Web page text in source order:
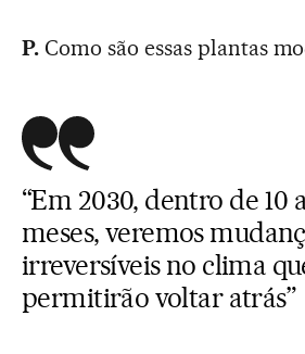
P.Como são essas plantas
“Em 2030, dentro de 10
meses, veremos
irreversíveis no clima
permitirão voltar atrás”